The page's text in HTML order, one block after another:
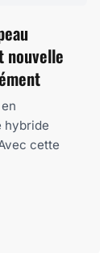
nouvelle
hybride
cette